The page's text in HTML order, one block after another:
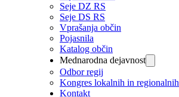
Seje DZ RS
Seje DS RS
Vprašanja občin
Pojasnila
Katalog občin
Mednarodna dejavnost
Odbor regij
Kongres lokalnih in
Kontakt